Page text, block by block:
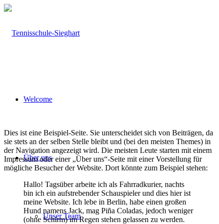
Welcome
Über uns
Unser Team
Dies ist eine Beispiel-Seite. Sie unterscheidet sich von Beiträgen, da
sie stets an der selben Stelle bleibt und (bei den meisten Themes) in
der Navigation angezeigt wird. Die meisten Leute starten mit einem
Impressum oder einer „Über uns“-Seite mit einer Vorstellung für
mögliche Besucher der Website. Dort könnte zum Beispiel stehen:
Hallo! Tagsüber arbeite ich als Fahrradkurier, nachts
bin ich ein aufstrebender Schauspieler und dies hier ist
meine Website. Ich lebe in Berlin, habe einen großen
Hund namens Jack, mag Piña Coladas, jedoch weniger
(ohne Schirm) im Regen stehen gelassen zu werden.